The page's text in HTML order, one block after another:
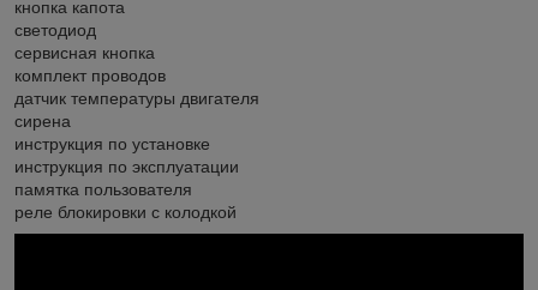
кнопка капота
светодиод
сервисная кнопка
комплект проводов
датчик температуры двигателя
сирена
инструкция по установке
инструкция по эксплуатации
памятка пользователя
реле блокировки с колодкой